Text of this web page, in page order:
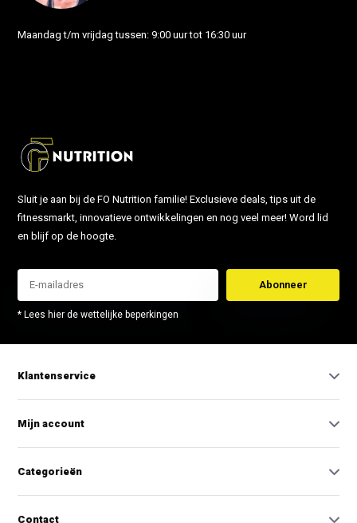
Maandag t/m vrijdag tussen: 9:00 uur tot 16:30 uur
Sluit je aan bij de FO Nutrition familie! Exclusieve deals, tips uit de
fitnessmarkt, innovatieve ontwikkelingen en nog veel meer! Word lid
en blijf op de hoogte.
Abonneer
* Lees hier de wettelijke beperkingen
Klantenservice
Mijn account
Categorieën
Contact